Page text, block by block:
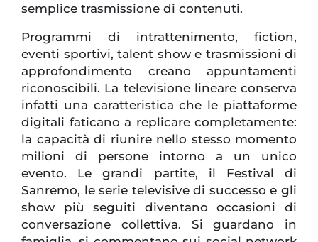
semplice trasmissione di contenuti.
Programmi di intrattenimento, fiction,
eventi sportivi, talent show e trasmissioni di
approfondimento creano appuntamenti
riconoscibili. La televisione lineare conserva
infatti una caratteristica che le piattaforme
digitali faticano a replicare completamente:
la capacità di riunire nello stesso momento
milioni di persone intorno a un unico
evento. Le grandi partite, il Festival di
Sanremo, le serie televisive di successo e gli
show più seguiti diventano occasioni di
conversazione collettiva. Si guardano in